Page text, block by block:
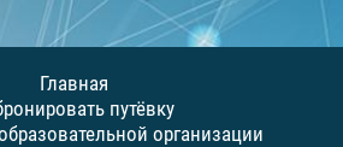
Главная
путёвку
организации